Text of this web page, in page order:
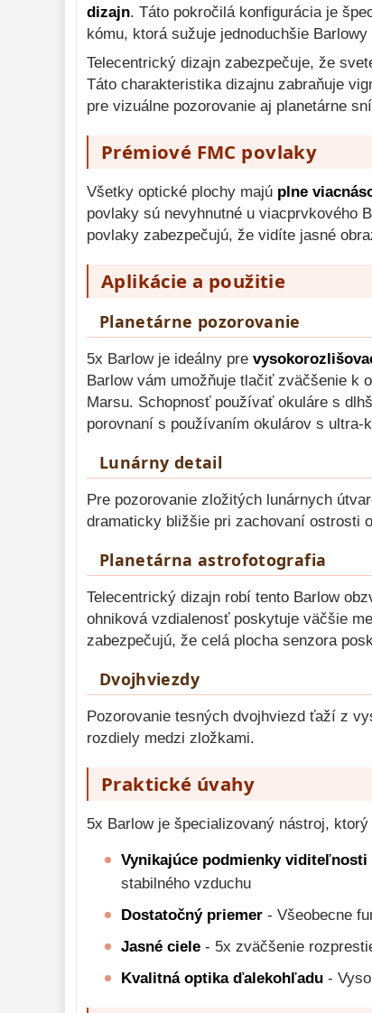
dizajn. Táto pokročilá konfigurácia je
kómu, ktorá sužuje jednoduchšie
Telecentrický dizajn zabezpečuje, že
Táto charakteristika dizajnu zabraňuje
pre vizuálne pozorovanie aj planetárne
Prémiové FMC povlaky
Všetky optické plochy majú plne
povlaky sú nevyhnutné u viacprvkového
povlaky zabezpečujú, že vidíte jasné
Aplikácie a použitie
Planetárne pozorovanie
5x Barlow je ideálny pre
Barlow vám umožňuje tlačiť zväčšenie k
Marsu. Schopnosť používať okuláre s
porovnaní s používaním okulárov s ultra-
Lunárny detail
Pre pozorovanie zložitých lunárnych
dramaticky bližšie pri zachovaní ostrosti
Planetárna astrofotografia
Telecentrický dizajn robí tento Barlow
ohniková vzdialenosť poskytuje väčšie
zabezpečujú, že celá plocha senzora
Dvojhviezdy
Pozorovanie tesných dvojhviezd ťaží z
rozdiely medzi zložkami.
Praktické úvahy
5x Barlow je špecializovaný nástroj,
Vynikajúce podmienky viditeľnosti
stabilného vzduchu
Dostatočný priemer - Všeobecne
Jasné ciele - 5x zväčšenie
Kvalitná optika ďalekohľadu -